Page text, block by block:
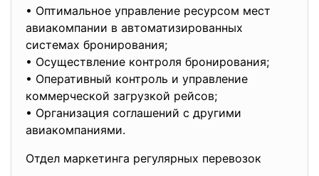
• Оптимальное управление ресурсом мест
авиакомпании в автоматизированных
системах бронирования;
• Осуществление контроля бронирования;
• Оперативный контроль и управление
коммерческой загрузкой рейсов;
• Организация соглашений с другими
авиакомпаниями.
Отдел маркетинга регулярных перевозок